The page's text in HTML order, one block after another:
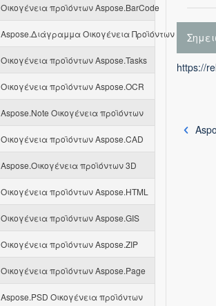
Οικογένεια προϊόντων Aspose.BarCode
Aspose.Διάγραμμα Οικογένεια Προϊόντων
Οικογένεια προϊόντων Aspose.Tasks
Οικογένεια προϊόντων Aspose.OCR
Aspose.Note Οικογένεια προϊόντων
Οικογένεια προϊόντων Aspose.CAD
Aspose.Οικογένεια προϊόντων 3D
Οικογένεια προϊόντων Aspose.HTML
Οικογένεια προϊόντων Aspose.GIS
Οικογένεια προϊόντων Aspose.ZIP
Οικογένεια προϊόντων Aspose.Page
Aspose.PSD Οικογένεια προϊόντων
https://